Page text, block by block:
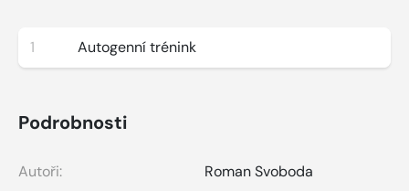
1 Autogenní trénink
Podrobnosti
Autoři:
Roman Svoboda